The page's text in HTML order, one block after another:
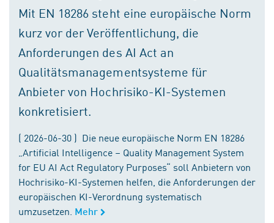
Mit EN 18286 steht eine europäische Norm
kurz vor der Veröffentlichung, die
Anforderungen des AI Act an
Qualitätsmanagementsysteme für
Anbieter von Hochrisiko-KI-Systemen
konkretisiert.
( 2026-06-30 ) Die neue europäische Norm EN 18286
„Artificial Intelligence – Quality Management System
for EU AI Act Regulatory Purposes“ soll Anbietern von
Hochrisiko-KI-Systemen helfen, die Anforderungen der
europäischen KI-Verordnung systematisch
umzusetzen. Mehr